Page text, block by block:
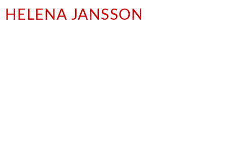
HELENA JANSSON